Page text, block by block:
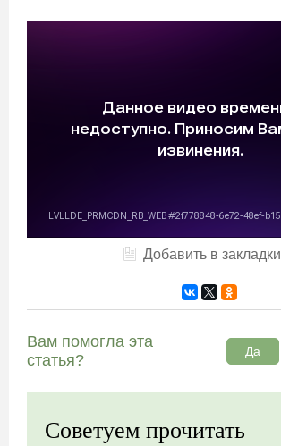
Добавить в закладки
Вам помогла эта
статья?
Да
Советуем прочитать